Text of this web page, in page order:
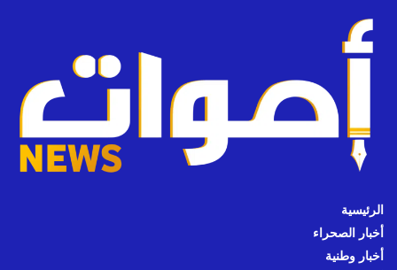
الرئيسية
أخبار الصحراء
أخبار وطنية